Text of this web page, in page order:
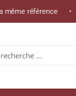
référence • -